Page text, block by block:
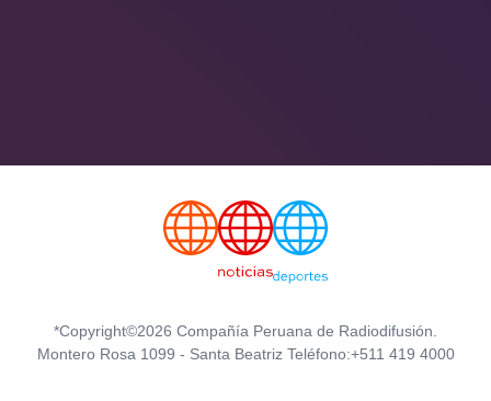
*Copyright©2026 Compañía Peruana de Radiodifusión.
Montero Rosa 1099 - Santa Beatriz Teléfono:+511 419 4000